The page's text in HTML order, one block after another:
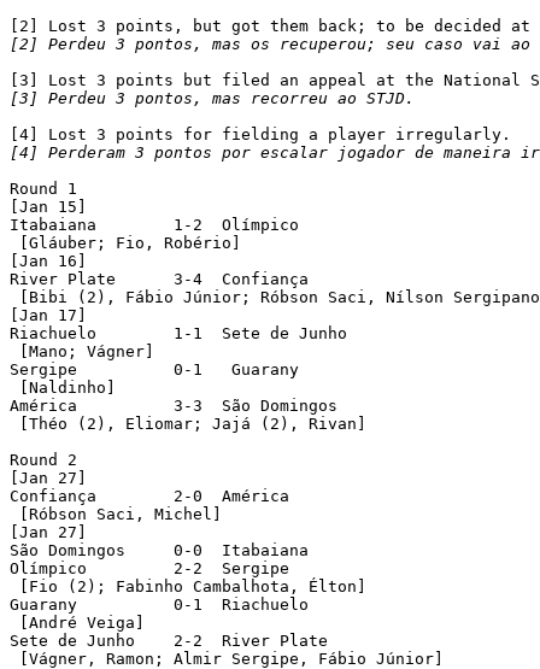
[2] Perdeu 3 pontos, mas os recuperou; seu caso vai ao
[3] Perdeu 3 pontos, mas recorreu ao STJD.
[4] Perderam 3 pontos por escalar jogador de maneira
Round 1
[Jan 15]
Itabaiana	 1-2  Olímpico
[Gláuber; Fio, Robério]
[Jan 16]
River Plate	 3-4  Confiança
[Bibi (2), Fábio Júnior; Róbson Saci, Nílson
[Jan 17]
Riachuelo	 1-1  Sete de Junho
[Mano; Vágner]
Sergipe		 0-1   Guarany
[Naldinho]
América		 3-3  São Domingos
[Théo (2), Eliomar; Jajá (2), Rivan]
Round 2
[Jan 27]
Confiança	 2-0  América
[Róbson Saci, Michel]
[Jan 27]
São Domingos	 0-0  Itabaiana
Olímpico	 2-2  Sergipe
[Fio (2); Fabinho Cambalhota, Élton]
Guarany		 0-1  Riachuelo
[André Veiga]
Sete de Junho	 2-2  River Plate
[Vágner, Ramon; Almir Sergipe, Fábio Júnior]